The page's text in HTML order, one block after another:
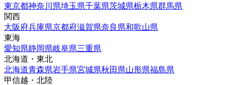
東京都神奈川県埼玉県千葉県茨城県栃木県群馬県
関西
大阪府兵庫県京都府滋賀県奈良県和歌山県
東海
愛知県静岡県岐阜県三重県
北海道・東北
北海道青森県岩手県宮城県秋田県山形県福島県
甲信越・北陸